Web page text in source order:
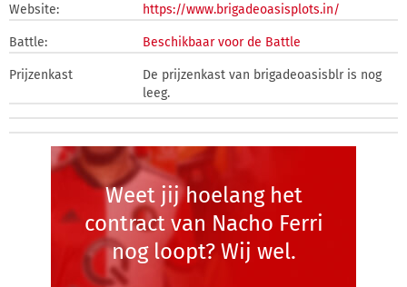
Website: https://www.brigadeoasisplots.in/
Battle: Beschikbaar voor de Battle
Prijzenkast
De prijzenkast van brigadeoasisblr is nog
leeg.
Weet jij hoelang het
contract van Nacho Ferri
nog loopt? Wij wel.